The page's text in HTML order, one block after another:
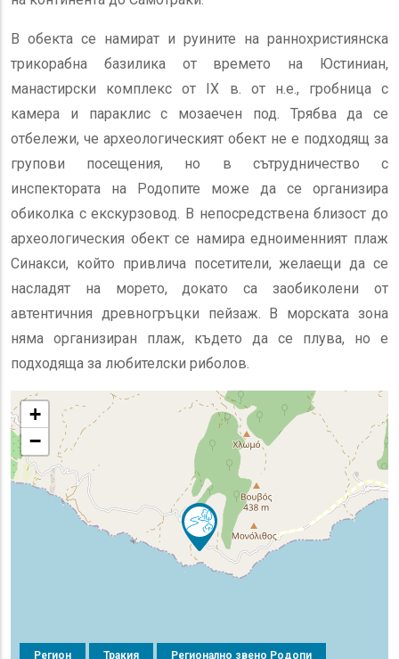
В обекта се намират и руините на раннохристиянска
трикорабна базилика от времето на Юстиниан,
манастирски комплекс от IX в. от н.е., гробница с
камера и параклис с мозаечен под. Трябва да се
отбележи, че археологическият обект не е подходящ за
групови посещения, но в сътрудничество с
инспектората на Родопите може да се организира
обиколка с екскурзовод. В непосредствена близост до
археологическия обект се намира едноименният плаж
Синакси, който привлича посетители, желаещи да се
насладят на морето, докато са заобиколени от
автентичния древногръцки пейзаж. В морската зона
няма организиран плаж, където да се плува, но е
подходяща за любителски риболов.
Регион Тракия Регионално звено Родопи
+
−